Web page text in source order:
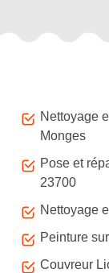
Nettoyage
Monges
Pose et
23700
Nettoyage
Peinture
Couvreur